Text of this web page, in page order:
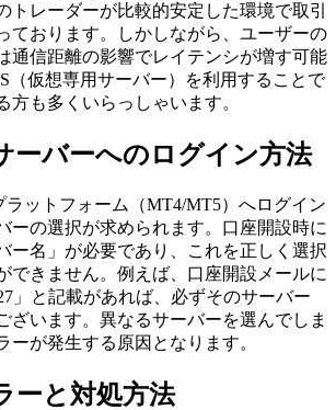
トレーダーが比較的安定した環境で取引
ております。しかしながら、ユーザーの
通信距離の影響でレイテンシが増す可能
（仮想専用サーバー）を利用することで
方も多くいらっしゃいます。
ーバーへのログイン方法
ラットフォーム（MT4/MT5）へログイン
ーの選択が求められます。口座開設時に
ー名」が必要であり、これを正しく選択
できません。例えば、口座開設メールに
27」と記載があれば、必ずそのサーバー
ざいます。異なるサーバーを選んでしま
ーが発生する原因となります。
ーと対処方法